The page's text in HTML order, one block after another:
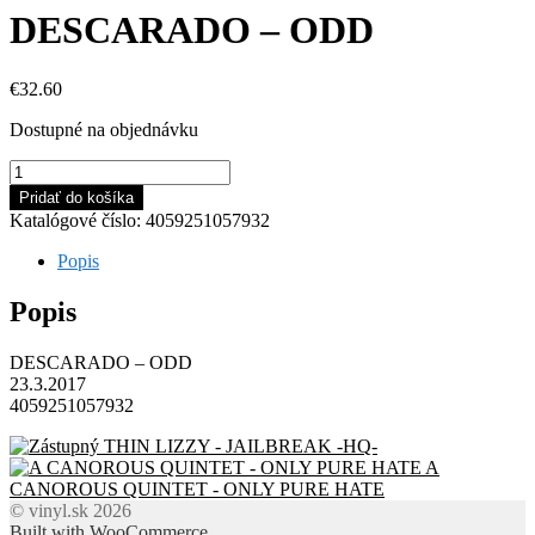
DESCARADO – ODD
€32.60
Dostupné na objednávku
množstvo
DESCARADO
-
ODD
Pridať do košíka
Katalógové číslo: 4059251057932
Popis
Popis
DESCARADO – ODD
23.3.2017
4059251057932
THIN LIZZY - JAILBREAK -HQ-
A
CANOROUS QUINTET - ONLY PURE HATE
© vinyl.sk 2026